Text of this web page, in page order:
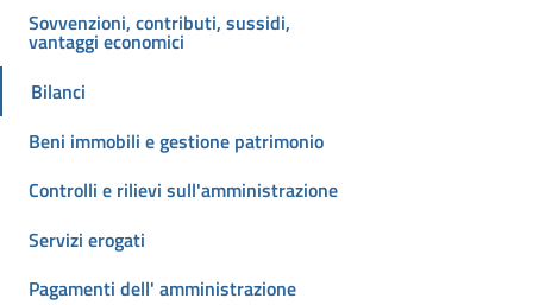
Sovvenzioni, contributi, sussidi,
vantaggi economici
Bilanci
Beni immobili e gestione patrimonio
Controlli e rilievi sull'amministrazione
Servizi erogati
Pagamenti dell' amministrazione